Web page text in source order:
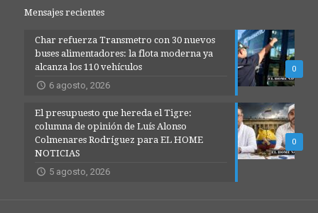
Mensajes recientes
0
Char refuerza Transmetro con 30 nuevos
buses alimentadores: la flota moderna ya
alcanza los 110 vehículos
6 agosto, 2026
0
El presupuesto que hereda el Tigre:
columna de opinión de Luís Alonso
Colmenares Rodríguez para EL HOME
NOTICIAS
5 agosto, 2026